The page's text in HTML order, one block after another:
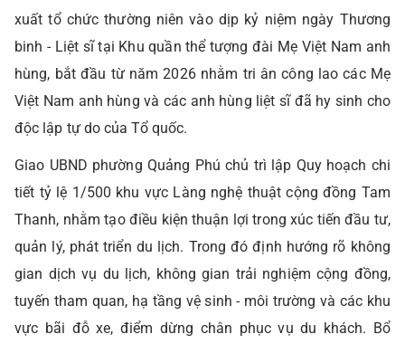
xuất tổ chức thường niên vào dịp kỷ niệm ngày Thương
binh - Liệt sĩ tại Khu quần thể tượng đài Mẹ Việt Nam anh
hùng, bắt đầu từ năm 2026 nhằm tri ân công lao các Mẹ
Việt Nam anh hùng và các anh hùng liệt sĩ đã hy sinh cho
độc lập tự do của Tổ quốc.
Giao UBND phường Quảng Phú chủ trì lập Quy hoạch chi
tiết tỷ lệ 1/500 khu vực Làng nghệ thuật cộng đồng Tam
Thanh, nhằm tạo điều kiện thuận lợi trong xúc tiến đầu tư,
quản lý, phát triển du lịch. Trong đó định hướng rõ không
gian dịch vụ du lịch, không gian trải nghiệm cộng đồng,
tuyến tham quan, hạ tầng vệ sinh - môi trường và các khu
vực bãi đỗ xe, điểm dừng chân phục vụ du khách. Bổ